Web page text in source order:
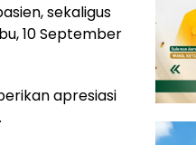
sekaligus
10 September
apresiasi